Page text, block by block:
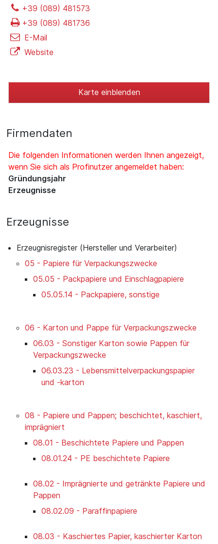
+39 (089) 481573
+39 (089) 481736
E-Mail
Website
Karte einblenden
Firmendaten
Die folgenden Informationen werden Ihnen angezeigt,
wenn Sie sich als Profinutzer angemeldet haben:
Gründungsjahr
Erzeugnisse
Erzeugnisse
Erzeugnisregister (Hersteller und Verarbeiter)
05 - Papiere für Verpackungszwecke
05.05 - Packpapiere und Einschlagpapiere
05.05.14 - Packpapiere, sonstige
06 - Karton und Pappe für Verpackungszwecke
06.03 - Sonstiger Karton sowie Pappen für
Verpackungszwecke
06.03.23 - Lebensmittelverpackungspapier
und -karton
08 - Papiere und Pappen; beschichtet, kaschiert,
imprägniert
08.01 - Beschichtete Papiere und Pappen
08.01.24 - PE beschichtete Papiere
08.02 - Imprägnierte und getränkte Papiere und
Pappen
08.02.09 - Paraffinpapiere
08.03 - Kaschiertes Papier, kaschierter Karton